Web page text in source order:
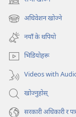
(ब्राउजरको
अर्को
ट्याबमा
नयाँ
पृष्ठ
खुल्नेछ)
अधिवेशन खोज्ने
(ब्राउजरको
अर्को
ट्याबमा
नयाँ
पृष्ठ
खुल्नेछ)
नयाँ के थपियो
भिडियोहरू
Videos with
खोज्नुहोस्‌
सरकारी अधिकारी र